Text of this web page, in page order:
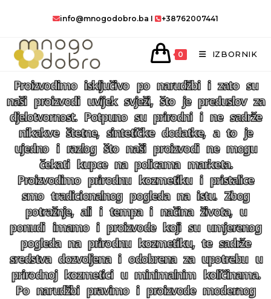
info@mnogodobro.ba I +38762007441
0 IZBORNIK
Proizvodimo isključivo po narudžbi i zato su
naši proizvodi uvijek svježi, što je preduslov za
djelotvornost. Potpuno su prirodni i ne sadrže
nikakve štetne, sintetičke dodatke, a to je
ujedno i razlog što naši proizvodi ne mogu
čekati kupce na policama marketa.
Proizvodimo prirodnu kozmetiku i pristalice
smo tradicionalnog pogleda na istu. Zbog
potražnje, ali i tempa i načina života, u
ponudi imamo i proizvode koji su umjerenog
pogleda na prirodnu kozmetiku, te sadrže
sredstva dozvoljena i odobrena za upotrebu u
prirodnoj kozmetici u minimalnim količinama.
Po narudžbi pravimo i proizvode modernog